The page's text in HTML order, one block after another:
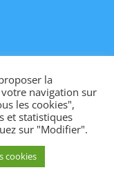
de
la
navigation sur
les cookies",
et statistiques
sur "Modifier".
cookies